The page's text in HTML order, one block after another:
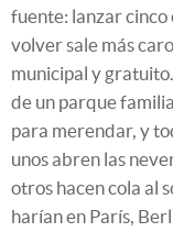
fuente: lanzar cinco
volver sale más
municipal y
de un parque
para merendar, y
unos abren las
otros hacen cola al
harían en París,